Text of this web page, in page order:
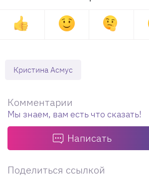
Кристина Асмус
Комментарии
Мы знаем, вам есть что сказать!
Написать
Поделиться ссылкой